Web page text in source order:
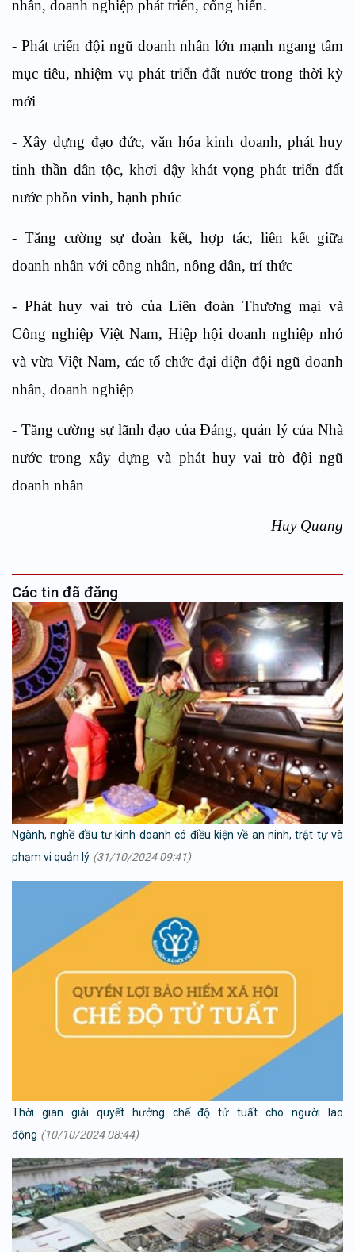
nhân, doanh nghiệp phát triển, cống hiến.
- Phát triển đội ngũ doanh nhân lớn mạnh ngang tầm
mục tiêu, nhiệm vụ phát triển đất nước trong thời kỳ
mới
- Xây dựng đạo đức, văn hóa kinh doanh, phát huy
tinh thần dân tộc, khơi dậy khát vọng phát triển đất
nước phồn vinh, hạnh phúc
- Tăng cường sự đoàn kết, hợp tác, liên kết giữa
doanh nhân với công nhân, nông dân, trí thức
- Phát huy vai trò của Liên đoàn Thương mại và
Công nghiệp Việt Nam, Hiệp hội doanh nghiệp nhỏ
và vừa Việt Nam, các tổ chức đại diện đội ngũ doanh
nhân, doanh nghiệp
- Tăng cường sự lãnh đạo của Đảng, quản lý của Nhà
nước trong xây dựng và phát huy vai trò đội ngũ
doanh nhân
Huy Quang
Các tin đã đăng
Ngành, nghề đầu tư kinh doanh có điều kiện về an ninh, trật tự và
phạm vi quản lý (31/10/2024 09:41)
Thời gian giải quyết hưởng chế độ tử tuất cho người lao
động (10/10/2024 08:44)